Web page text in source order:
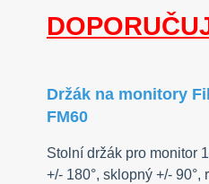
Držák na monitory
FM60
Stolní držák pro monitor
+/- 180°, sklopný +/- 90°,